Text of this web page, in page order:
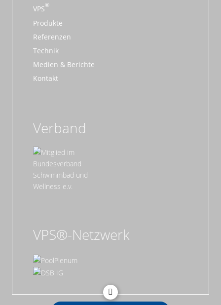
VPS
Produkte
Referenzen
Technik
Medien & Berichte
Kontakt
Verband
VPS®-Netzwerk